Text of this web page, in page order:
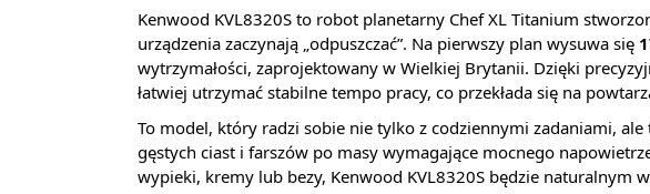
Kenwood KVL8320S to robot planetarny Chef XL Titanium
urządzenia zaczynają „odpuszczać”. Na pierwszy plan wysuwa się
wytrzymałości, zaprojektowany w Wielkiej Brytanii. Dzięki
łatwiej utrzymać stabilne tempo pracy, co przekłada się na
To model, który radzi sobie nie tylko z codziennymi zadaniami,
gęstych ciast i farszów po masy wymagające mocnego
wypieki, kremy lub bezy, Kenwood KVL8320S będzie naturalnym